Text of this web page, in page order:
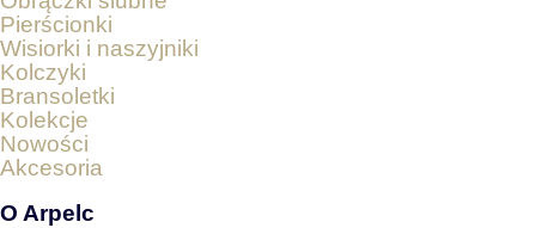
Pierścionki
Wisiorki i naszyjniki
Kolczyki
Bransoletki
Kolekcje
Nowości
Akcesoria
O Arpelc